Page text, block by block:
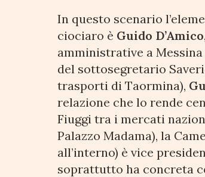
In questo scenario
ciociaro è Guido D’Amico
amministrative a
del sottosegretario
trasporti di Taormina),
relazione che lo rende
Fiuggi tra i mercati
Palazzo Madama), la
all’interno) è vice
soprattutto ha concreta